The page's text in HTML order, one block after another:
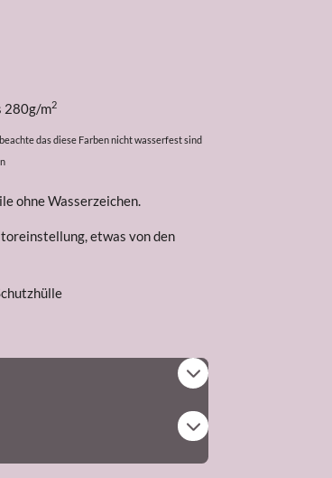
280g/m2
das diese Farben nicht wasserfest sind
ohne Wasserzeichen.
etwas von den